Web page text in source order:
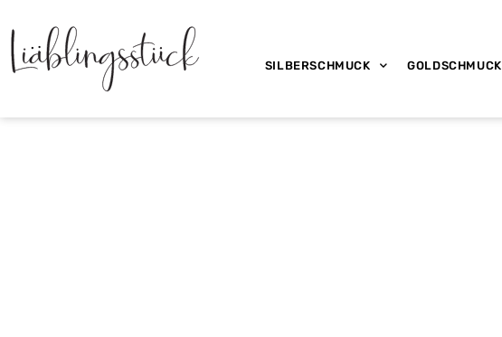
SILBERSCHMUCK GOLDSCHMUCK